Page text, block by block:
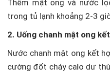
Thêm mật ong và nước
trong tủ lạnh khoảng 2-3
2. Uống chanh mật ong
Nước chanh mật ong kết
cường đốt cháy calo dư